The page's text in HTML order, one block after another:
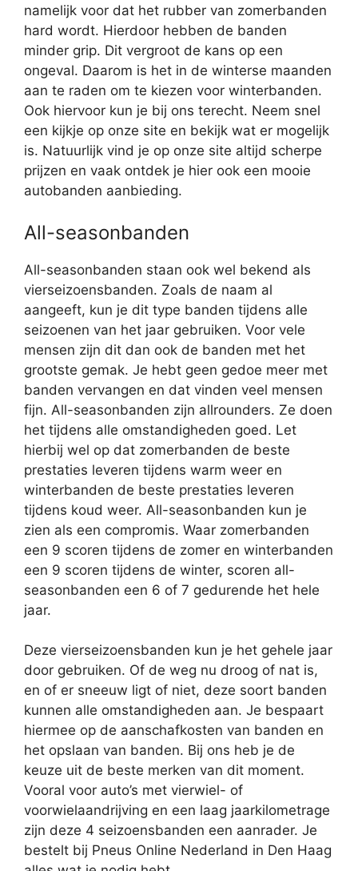
namelijk voor dat het rubber van zomerbanden
hard wordt. Hierdoor hebben de banden
minder grip. Dit vergroot de kans op een
ongeval. Daarom is het in de winterse maanden
aan te raden om te kiezen voor winterbanden.
Ook hiervoor kun je bij ons terecht. Neem snel
een kijkje op onze site en bekijk wat er mogelijk
is. Natuurlijk vind je op onze site altijd scherpe
prijzen en vaak ontdek je hier ook een mooie
autobanden aanbieding.
All-seasonbanden
All-seasonbanden staan ook wel bekend als
vierseizoensbanden. Zoals de naam al
aangeeft, kun je dit type banden tijdens alle
seizoenen van het jaar gebruiken. Voor vele
mensen zijn dit dan ook de banden met het
grootste gemak. Je hebt geen gedoe meer met
banden vervangen en dat vinden veel mensen
fijn. All-seasonbanden zijn allrounders. Ze doen
het tijdens alle omstandigheden goed. Let
hierbij wel op dat zomerbanden de beste
prestaties leveren tijdens warm weer en
winterbanden de beste prestaties leveren
tijdens koud weer. All-seasonbanden kun je
zien als een compromis. Waar zomerbanden
een 9 scoren tijdens de zomer en winterbanden
een 9 scoren tijdens de winter, scoren all-
seasonbanden een 6 of 7 gedurende het hele
jaar.
Deze vierseizoensbanden kun je het gehele jaar
door gebruiken. Of de weg nu droog of nat is,
en of er sneeuw ligt of niet, deze soort banden
kunnen alle omstandigheden aan. Je bespaart
hiermee op de aanschafkosten van banden en
het opslaan van banden. Bij ons heb je de
keuze uit de beste merken van dit moment.
Vooral voor auto’s met vierwiel- of
voorwielaandrijving en een laag jaarkilometrage
zijn deze 4 seizoensbanden een aanrader. Je
bestelt bij Pneus Online Nederland in Den Haag